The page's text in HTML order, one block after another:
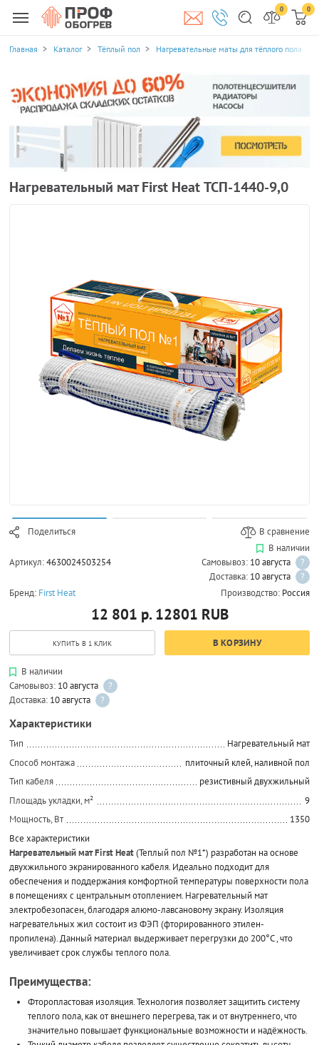
0 0
Главная Каталог Тёплый пол Нагревательные маты для тёплого пола
Нагревательный мат First Heat ТСП-1440-9,0
Поделиться В сравнение
Артикул:4630024503254
В наличии
Самовывоз: 10 августа
?
Доставка: 10 августа
?
Бренд: First Heat Производство: Россия
12 801 р. 12801 RUB
КУПИТЬ В 1 КЛИК В КОРЗИНУ
В наличии
Самовывоз: 10 августа
?
Доставка: 10 августа ?
Характеристики
Тип
Нагревательный мат
Способ монтажа
плиточный клей, наливной пол
Тип кабеля
резистивный двухжильный
Площадь укладки, м²
9
Мощность, Вт
1350
Все характеристики
Нагревательный мат First Heat(Теплый пол №1*) разработан на основе
двухжильного экранированного кабеля. Идеально подходит для
обеспечения и поддержания комфортной температуры поверхности пола
в помещениях с центральным отоплением. Нагревательный мат
электробезопасен, благодаря алюмо-лавсановому экрану. Изоляция
нагревательных жил состоит из ФЭП (фторированного этилен-
пропилена). Данный материал выдерживает перегрузки до 200°С , что
увеличивает срок службы теплого пола.
Преимущества:
Фторопластовая изоляция. Технология позволяет защитить систему
теплого пола, как от внешнего перегрева, так и от внутреннего, что
значительно повышает функциональные возможности и надёжность.